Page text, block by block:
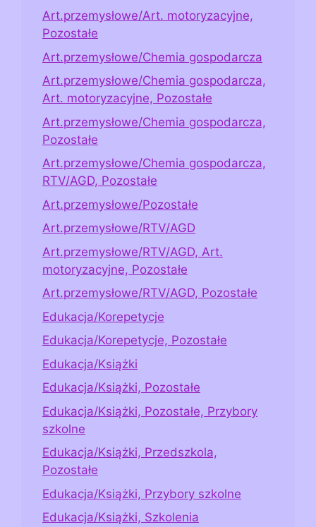
Art.przemysłowe/Art. motoryzacyjne,
Pozostałe
Art.przemysłowe/Chemia gospodarcza
Art.przemysłowe/Chemia gospodarcza,
Art. motoryzacyjne, Pozostałe
Art.przemysłowe/Chemia gospodarcza,
Pozostałe
Art.przemysłowe/Chemia gospodarcza,
RTV/AGD, Pozostałe
Art.przemysłowe/Pozostałe
Art.przemysłowe/RTV/AGD
Art.przemysłowe/RTV/AGD, Art.
motoryzacyjne, Pozostałe
Art.przemysłowe/RTV/AGD, Pozostałe
Edukacja/Korepetycje
Edukacja/Korepetycje, Pozostałe
Edukacja/Książki
Edukacja/Książki, Pozostałe
Edukacja/Książki, Pozostałe, Przybory
szkolne
Edukacja/Książki, Przedszkola,
Pozostałe
Edukacja/Książki, Przybory szkolne
Edukacja/Książki, Szkolenia